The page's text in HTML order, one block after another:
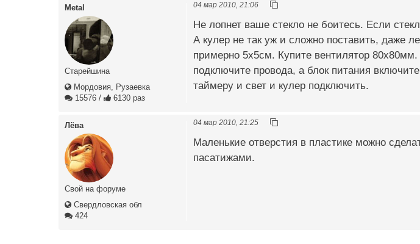
Metal
Старейшина
Мордовия, Рузаевка
15576 / 6130 раз
04 мар 2010, 21:06
Не лопнет ваше стекло не боитесь. Если
А кулер не так уж и сложно поставить, даже
примерно 5х5см. Купите вентилятор
подключите провода, а блок питания
таймеру и свет и кулер подключить.
Лёва
Свой на форуме
Свердловская обл
424
04 мар 2010, 21:25
Маленькие отверстия в пластике можно
пасатижами.